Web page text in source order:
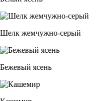
Шелк жемчужно-серый
Бежевый ясень